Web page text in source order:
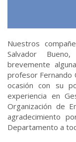
Nuestros
Salvador
brevemente
profesor Fernando
ocasión con su
experiencia en
Organización de
agradecimiento
Departamento a